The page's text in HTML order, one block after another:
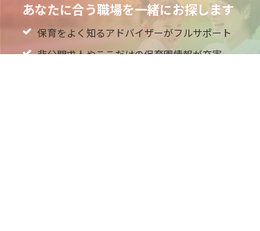
あなたに合う職場を一緒にお探します
保育をよく知るアドバイザーがフルサポート
非公開求人やここだけの保育園情報が充実